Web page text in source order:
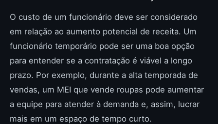
O custo de um funcionário deve ser considerado
em relação ao aumento potencial de receita. Um
funcionário temporário pode ser uma boa opção
para entender se a contratação é viável a longo
prazo. Por exemplo, durante a alta temporada de
vendas, um MEI que vende roupas pode aumentar
a equipe para atender à demanda e, assim, lucrar
mais em um espaço de tempo curto.